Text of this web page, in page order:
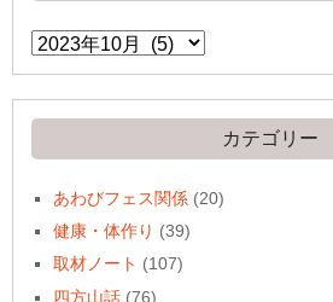
ア
ー
イ
ブ
カテゴリー
あわびフェス関係 (20)
健康・体作り (39)
取材ノート (107)
四方山話 (76)